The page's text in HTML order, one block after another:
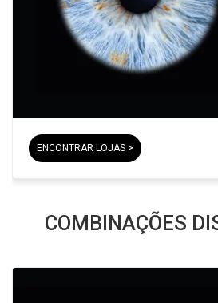
ENCONTRAR LOJAS >
COMBINAÇÕES